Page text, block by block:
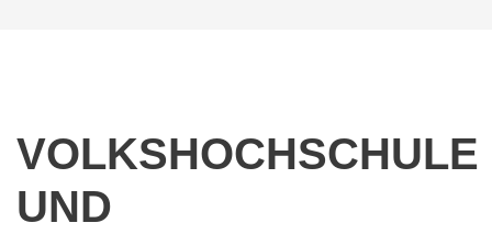
VOLKSHOCHSCHULE
UND